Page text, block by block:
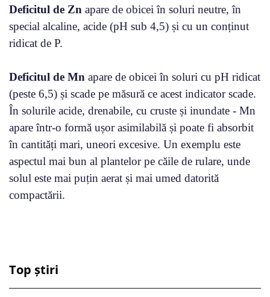
Deficitul de Zn apare de obicei în soluri neutre, în
special alcaline, acide (pH sub 4,5) și cu un conținut
ridicat de P.
Deficitul de Mn apare de obicei în soluri cu pH ridicat
(peste 6,5) și scade pe măsură ce acest indicator scade.
În solurile acide, drenabile, cu cruste și inundate - Mn
apare într-o formă ușor asimilabilă și poate fi absorbit
în cantități mari, uneori excesive. Un exemplu este
aspectul mai bun al plantelor pe căile de rulare, unde
solul este mai puțin aerat și mai umed datorită
compactării.
Top știri